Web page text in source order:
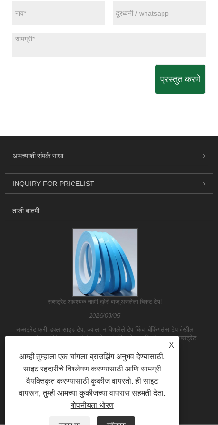
प्रस्तुत करणे
आमच्याशी संपर्क साधा
INQUIRY FOR PRICELIST
ताजी बातमी
सब्सट्रेट आवश्यक नाही! दुहेरी बाजू असलेला चिकट टेप!
2026/03/05
सब्सट्रेट-फ्री डबल-साइड टेप, ज्याला न विणलेले टेप किंवा बॅकिंगलेस टेप देखील
म्हणतात, ही एक विशेष प्रकारची टेप आहे. पारंपारिक टेपच्या विपरीत, त्यात सब्सट्रेट
X
आम्ही तुम्हाला एक चांगला ब्राउझिंग अनुभव देण्यासाठी,
साइट रहदारीचे विश्लेषण करण्यासाठी आणि सामग्री
वैयक्तिकृत करण्यासाठी कुकीज वापरतो. ही साइट
वापरून, तुम्ही आमच्या कुकीजच्या वापरास सहमती देता.
गोपनीयता धोरण